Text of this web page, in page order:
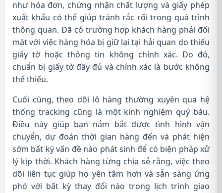
như hóa đơn, chứng nhận chất lượng và giấy phép
xuất khẩu có thể giúp tránh rắc rối trong quá trình
thông quan. Đã có trường hợp khách hàng phải đối
mặt với việc hàng hóa bị giữ lại tại hải quan do thiếu
giấy tờ hoặc thông tin không chính xác. Do đó,
chuẩn bị giấy tờ đầy đủ và chính xác là bước không
thể thiếu.
Cuối cùng, theo dõi lô hàng thường xuyên qua hệ
thống tracking cũng là một kinh nghiệm quý báu.
Điều này giúp bạn nắm bắt được tình hình vận
chuyển, dự đoán thời gian hàng đến và phát hiện
sớm bất kỳ vấn đề nào phát sinh để có biện pháp xử
lý kịp thời. Khách hàng từng chia sẻ rằng, việc theo
dõi liên tục giúp họ yên tâm hơn và sẵn sàng ứng
phó với bất kỳ thay đổi nào trong lịch trình giao